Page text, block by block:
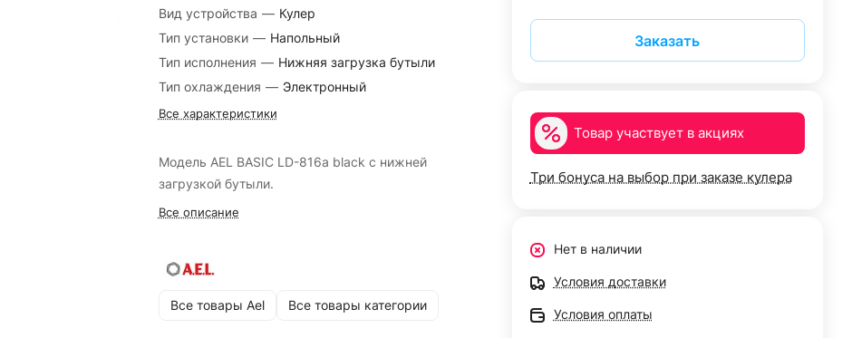
Вид устройства — Кулер
Тип установки — Напольный
Тип исполнения — Нижняя загрузка бутыли
Тип охлаждения — Электронный
Все характеристики
Модель AEL BASIC LD-816a black с нижней
загрузкой бутыли.
Все описание
Все товары Ael Все товары категории
Заказать
Товар участвует в акциях
Три бонуса на выбор при заказе кулера
Нет в наличии
Условия доставки
Условия оплаты